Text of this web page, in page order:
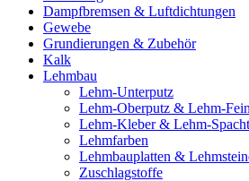
Dampfbremsen & Luftdichtungen
Gewebe
Grundierungen & Zubehör
Kalk
Lehmbau
Lehm-Unterputz
Lehm-Oberputz & Lehm-
Lehm-Kleber & Lehm-
Lehmfarben
Lehmbauplatten &
Zuschlagstoffe